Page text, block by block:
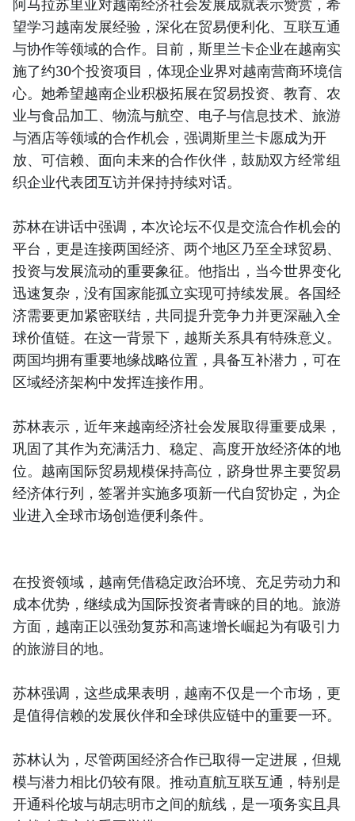
阿马拉苏里亚对越南经济社会发展成就表示赞赏，希
望学习越南发展经验，深化在贸易便利化、互联互通
与协作等领域的合作。目前，斯里兰卡企业在越南实
施了约30个投资项目，体现企业界对越南营商环境信
心。她希望越南企业积极拓展在贸易投资、教育、农
业与食品加工、物流与航空、电子与信息技术、旅游
与酒店等领域的合作机会，强调斯里兰卡愿成为开
放、可信赖、面向未来的合作伙伴，鼓励双方经常组
织企业代表团互访并保持持续对话。
苏林在讲话中强调，本次论坛不仅是交流合作机会的
平台，更是连接两国经济、两个地区乃至全球贸易、
投资与发展流动的重要象征。他指出，当今世界变化
迅速复杂，没有国家能孤立实现可持续发展。各国经
济需要更加紧密联结，共同提升竞争力并更深融入全
球价值链。在这一背景下，越斯关系具有特殊意义。
两国均拥有重要地缘战略位置，具备互补潜力，可在
区域经济架构中发挥连接作用。
苏林表示，近年来越南经济社会发展取得重要成果，
巩固了其作为充满活力、稳定、高度开放经济体的地
位。越南国际贸易规模保持高位，跻身世界主要贸易
经济体行列，签署并实施多项新一代自贸协定，为企
业进入全球市场创造便利条件。
在投资领域，越南凭借稳定政治环境、充足劳动力和
成本优势，继续成为国际投资者青睐的目的地。旅游
方面，越南正以强劲复苏和高速增长崛起为有吸引力
的旅游目的地。
苏林强调，这些成果表明，越南不仅是一个市场，更
是值得信赖的发展伙伴和全球供应链中的重要一环。
苏林认为，尽管两国经济合作已取得一定进展，但规
模与潜力相比仍较有限。推动直航互联互通，特别是
开通科伦坡与胡志明市之间的航线，是一项务实且具